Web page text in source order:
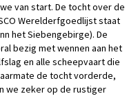
van start. De tocht over de
Werelderfgoedlijst staat
het Siebengebirge). De
bezig met wennen aan het
en alle scheepvaart die
de tocht vorderde,
we zeker op de rustiger